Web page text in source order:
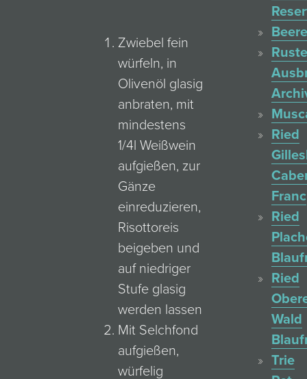
Zwiebel fein
würfeln, in
Olivenöl glasig
anbraten, mit
mindestens
1/4l Weißwein
aufgießen, zur
Gänze
einreduzieren,
Risottoreis
beigeben und
auf niedriger
Stufe glasig
werden lassen
Mit Selchfond
aufgießen,
würfelig
Ried
Franc
Ried
Ried
Wald
Trie